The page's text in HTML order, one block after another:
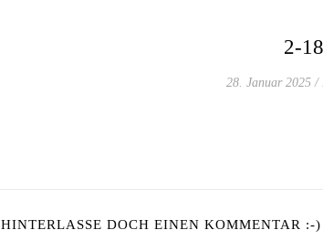
2-
28. Januar 2025 /
HINTERLASSE DOCH EINEN KOMMENTAR